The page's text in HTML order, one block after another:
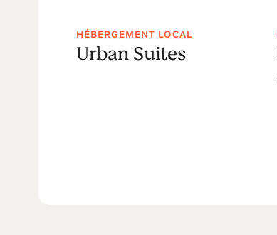
HÉBERGEMENT LOCAL
Urban Suites